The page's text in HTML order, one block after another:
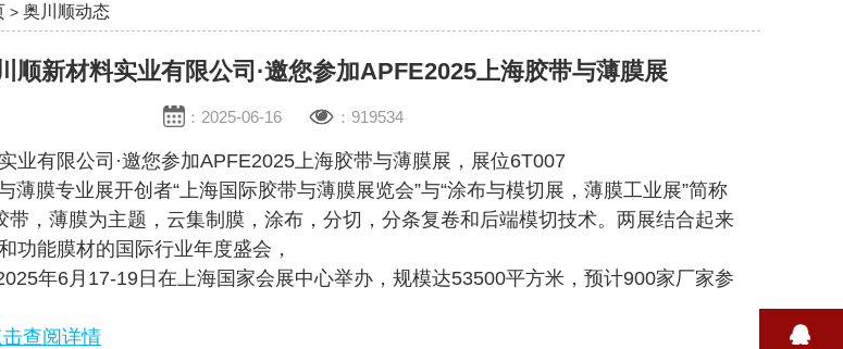
> 奥川顺动态
顺新材料实业有限公司·邀您参加APFE2025上海胶带与薄膜展
：2025-06-16 ：919534
业有限公司·邀您参加APFE2025上海胶带与薄膜展，展位6T007
薄膜专业展开创者“上海国际胶带与薄膜展览会”与“涂布与模切展，薄膜工业展”简称
带，薄膜为主题，云集制膜，涂布，分切，分条复卷和后端模切技术。两展结合起来
功能膜材的国际行业年度盛会，
年6月17-19日在上海国家会展中心举办，规模达53500平方米，预计900家厂家参
击查阅详情